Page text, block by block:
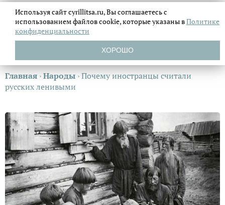
Главная ›Народы ›Почему иностранцы считали
русских ленивыми
Используя сайт cyrillitsa.ru, Вы соглашаетесь с
использованием файловcookie, которые указаны вПолитике
конфиденциальности
ХОРОШО